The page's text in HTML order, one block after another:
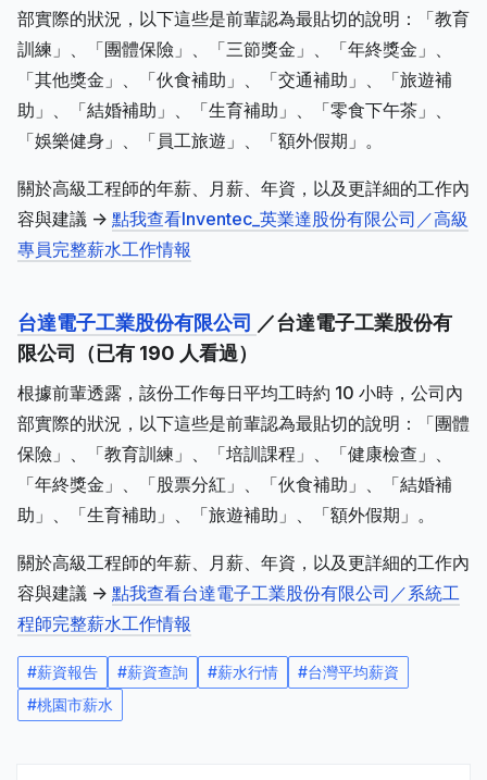
部實際的狀況，以下這些是前輩認為最貼切的說明：「教育
訓練」、「團體保險」、「三節獎金」、「年終獎金」、
「其他獎金」、「伙食補助」、「交通補助」、「旅遊補
助」、「結婚補助」、「生育補助」、「零食下午茶」、
「娛樂健身」、「員工旅遊」、「額外假期」。
關於高級工程師的年薪、月薪、年資，以及更詳細的工作內
容與建議 -> 點我查看Inventec_英業達股份有限公司／高級
專員完整薪水工作情報
台達電子工業股份有限公司 ／台達電子工業股份有
限公司（已有 190 人看過）
根據前輩透露，該份工作每日平均工時約 10 小時，公司內
部實際的狀況，以下這些是前輩認為最貼切的說明：「團體
保險」、「教育訓練」、「培訓課程」、「健康檢查」、
「年終獎金」、「股票分紅」、「伙食補助」、「結婚補
助」、「生育補助」、「旅遊補助」、「額外假期」。
關於高級工程師的年薪、月薪、年資，以及更詳細的工作內
容與建議 -> 點我查看台達電子工業股份有限公司／系統工
程師完整薪水工作情報
#薪資報告 #薪資查詢 #薪水行情 #台灣平均薪資
#桃園市薪水